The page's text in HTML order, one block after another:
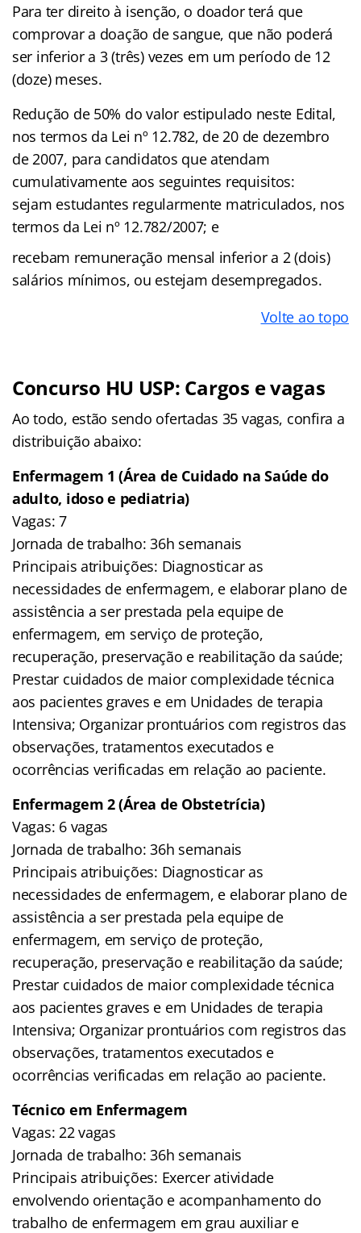
Para ter direito à isenção, o doador terá que
comprovar a doação de sangue, que não poderá
ser inferior a 3 (três) vezes em um período de 12
(doze) meses.
Redução de 50% do valor estipulado neste Edital,
nos termos da Lei nº 12.782, de 20 de dezembro
de 2007, para candidatos que atendam
cumulativamente aos seguintes requisitos:
sejam estudantes regularmente matriculados, nos
termos da Lei nº 12.782/2007; e
recebam remuneração mensal inferior a 2 (dois)
salários mínimos, ou estejam desempregados.
Volte ao topo
Concurso HU USP: Cargos e vagas
Ao todo, estão sendo ofertadas 35 vagas, confira a
distribuição abaixo:
Enfermagem 1 (Área de Cuidado na Saúde do
adulto, idoso e pediatria)
Vagas: 7
Jornada de trabalho: 36h semanais
Principais atribuições: Diagnosticar as
necessidades de enfermagem, e elaborar plano de
assistência a ser prestada pela equipe de
enfermagem, em serviço de proteção,
recuperação, preservação e reabilitação da saúde;
Prestar cuidados de maior complexidade técnica
aos pacientes graves e em Unidades de terapia
Intensiva; Organizar prontuários com registros das
observações, tratamentos executados e
ocorrências verificadas em relação ao paciente.
Enfermagem 2 (Área de Obstetrícia)
Vagas: 6 vagas
Jornada de trabalho: 36h semanais
Principais atribuições: Diagnosticar as
necessidades de enfermagem, e elaborar plano de
assistência a ser prestada pela equipe de
enfermagem, em serviço de proteção,
recuperação, preservação e reabilitação da saúde;
Prestar cuidados de maior complexidade técnica
aos pacientes graves e em Unidades de terapia
Intensiva; Organizar prontuários com registros das
observações, tratamentos executados e
ocorrências verificadas em relação ao paciente.
Técnico em Enfermagem
Vagas: 22 vagas
Jornada de trabalho: 36h semanais
Principais atribuições: Exercer atividade
envolvendo orientação e acompanhamento do
trabalho de enfermagem em grau auxiliar e